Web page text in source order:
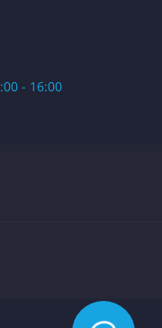
БЦПЭ 0.3 серій
- 16:00